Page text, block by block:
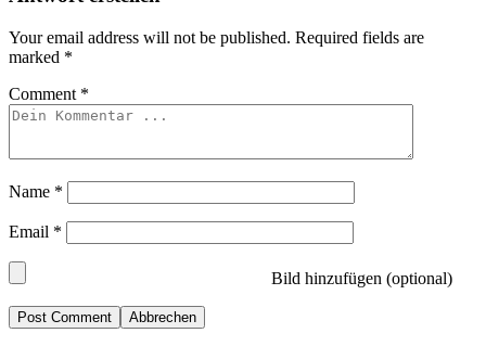
Your email address will not be published. Required fields are
marked *
Comment *
Name *
Email *
Bild hinzufügen (optional)
Abbrechen